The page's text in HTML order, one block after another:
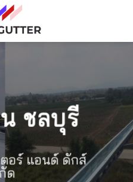
ชลบุรี
อร์ แอนด์ ดักส์
ด